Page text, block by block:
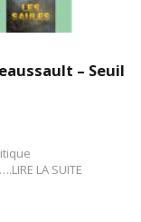
– Seuil
LA SUITE